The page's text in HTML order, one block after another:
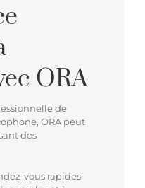
ORA
de
ORA peut
des
vous rapides